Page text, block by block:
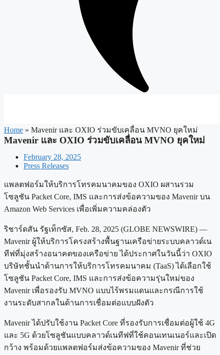
Home » Mavenir และ OXIO ร่วมขับเคลื่อน MVNO ยุคใหม่
Mavenir และ OXIO ร่วมขับเคลื่อน MVNO ยุคใหม่
February 28, 2025
Press Releases
แพลตฟอร์มให้บริการโทรคมนาคมของ OXIO ผสานรวม
โซลูชัน Packet Core, IMS และการส่งข้อความของ Mavenir บน
Amazon Web Services เพื่อเพิ่มความคล่องตัว
ริชาร์ดสัน รัฐเท็กซัส, Feb. 28, 2025 (GLOBE NEWSWIRE) —
Mavenir ผู้ให้บริการโครงสร้างพื้นฐานเครือข่ายระบบคลาวด์เน
ทีฟที่มุ่งสร้างอนาคตของเครือข่าย ได้ประกาศในวันนี้ว่า OXIO
บริษัทชั้นนำด้านการให้บริการโทรคมนาคม (TaaS) ได้เลือกใช้
โซลูชัน Packet Core, IMS และการส่งข้อความรุ่นใหม่ของ
Mavenir เพื่อรองรับ MVNO แบบไร้พรมแดนและกรณีการใช้
งานระดับสากลในด้านการเชื่อมต่อแบบฝังตัว
Mavenir ได้ปรับใช้งาน Packet Core ที่รองรับการเชื่อมต่อผู้ใช้ 4G
และ 5G ด้วยโซลูชันแบบคลาวด์เนทีฟที่ใช้คอนเทนเนอร์และเปิด
กว้าง พร้อมด้วยแพลตฟอร์มส่งข้อความของ Mavenir ที่ช่วย